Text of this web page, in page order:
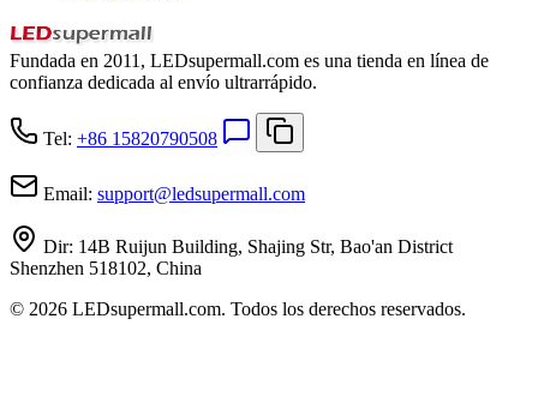
Fundada en 2011, LEDsupermall.com es una tienda en línea de
confianza dedicada al envío ultrarrápido.
Tel: +86 15820790508
Email: support@ledsupermall.com
Dir: 14B Ruijun Building, Shajing Str, Bao'an District
Shenzhen 518102, China
© 2026 LEDsupermall.com. Todos los derechos reservados.